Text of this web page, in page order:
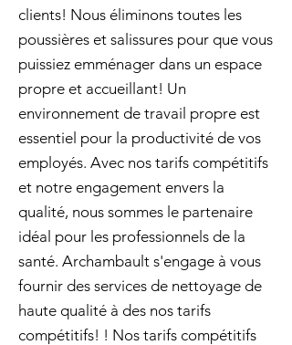
clients! Nous éliminons toutes les
poussières et salissures pour que vous
puissiez emménager dans un espace
propre et accueillant! Un
environnement de travail propre est
essentiel pour la productivité de vos
employés. Avec nos tarifs compétitifs
et notre engagement envers la
qualité, nous sommes le partenaire
idéal pour les professionnels de la
santé. Archambault s'engage à vous
fournir des services de nettoyage de
haute qualité à des nos tarifs
compétitifs! ! Nos tarifs compétitifs